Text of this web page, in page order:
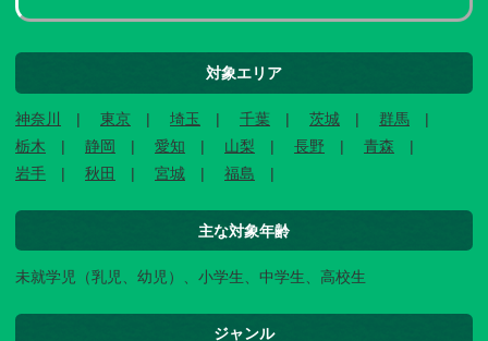
対象エリア
神奈川 東京 埼玉 千葉 茨城
群馬
栃木
静岡 愛知 山梨 長野
青森
岩手
秋田 宮城 福島
主な対象年齢
未就学児（乳児、幼児）、小学生、中学生、高校生
ジャンル